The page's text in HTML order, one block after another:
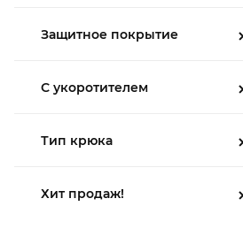
Защитное покрытие
С укоротителем
Тип крюка
Хит продаж!